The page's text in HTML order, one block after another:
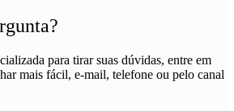
para tirar suas dúvidas, entre em
mais fácil, e-mail, telefone ou pelo canal